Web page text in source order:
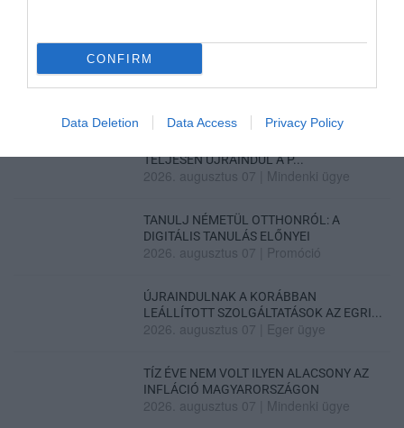
CONFIRM
Data Deletion Data Access Privacy Policy
TELJESEN ÚJRAINDUL A P...
2026. augusztus 07 Mindenki ügye
TANULJ NÉMETÜL OTTHONRÓL: A
DIGITÁLIS TANULÁS ELŐNYEI
2026. augusztus 07 Promóció
ÚJRAINDULNAK A KORÁBBAN
LEÁLLÍTOTT SZOLGÁLTATÁSOK AZ EGRI...
2026. augusztus 07 Eger ügye
TÍZ ÉVE NEM VOLT ILYEN ALACSONY AZ
INFLÁCIÓ MAGYARORSZÁGON
2026. augusztus 07 Mindenki ügye